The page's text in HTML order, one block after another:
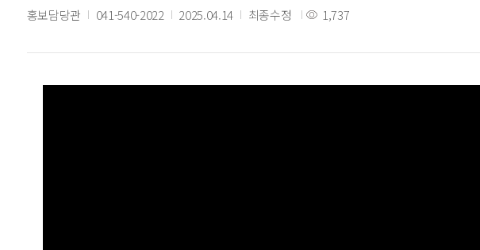
홍보담당관 041-540-2022 2025.04.14 최종수정 1,737